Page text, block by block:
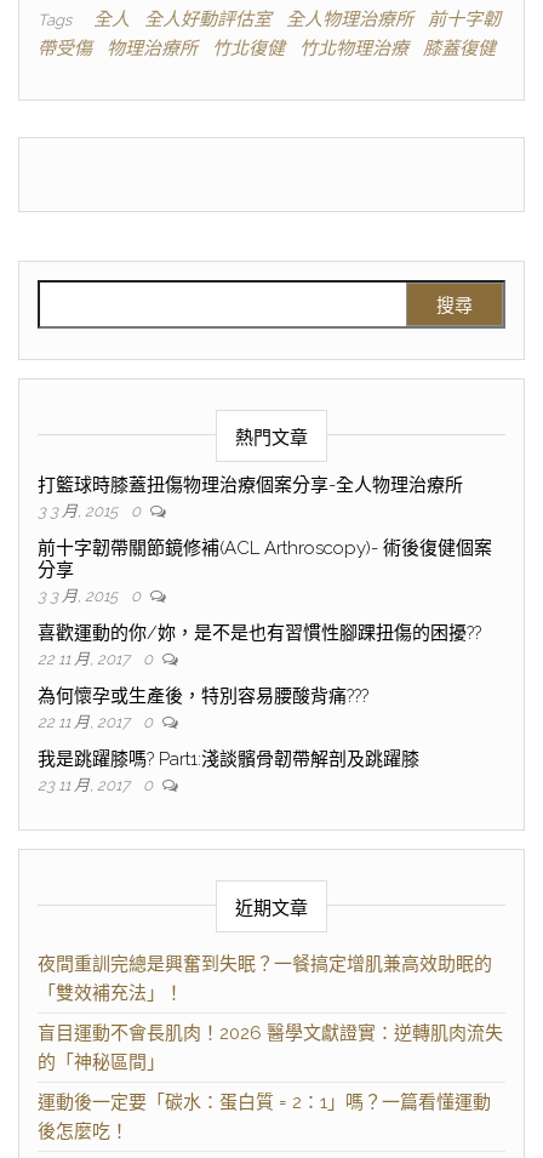
Tags 全人 全人好動評估室 全人物理治療所
前十字韌
帶受傷
物理治療所 竹北復健 竹北物理治療 膝蓋復健
熱門文章
打籃球時膝蓋扭傷物理治療個案分享-全人物理治療所
3 3 月, 2015 0
前十字韌帶關節鏡修補(ACL Arthroscopy)- 術後復健個案
分享
3 3 月, 2015 0
喜歡運動的你/妳，是不是也有習慣性腳踝扭傷的困擾??
22 11 月, 2017 0
為何懷孕或生產後，特別容易腰酸背痛???
22 11 月, 2017 0
我是跳躍膝嗎? Part1:淺談髕骨韌帶解剖及跳躍膝
23 11 月, 2017 0
近期文章
夜間重訓完總是興奮到失眠？一餐搞定增肌兼高效助眠的
「雙效補充法」！
盲目運動不會長肌肉！2026 醫學文獻證實：逆轉肌肉流失
的「神秘區間」
運動後一定要「碳水：蛋白質 = 2：1」嗎？一篇看懂運動
後怎麼吃！